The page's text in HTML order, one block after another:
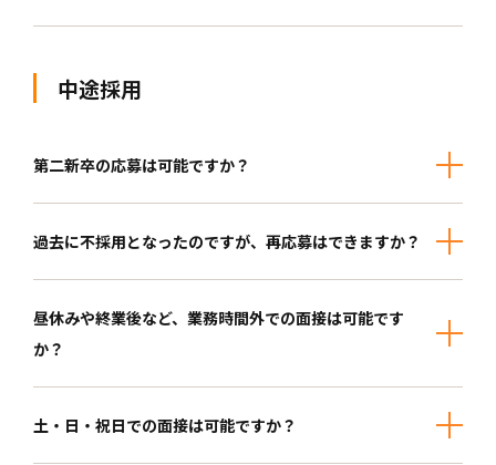
中途採用
第二新卒の応募は可能ですか？
過去に不採用となったのですが、再応募はできますか？
昼休みや終業後など、業務時間外での面接は可能です
か？
土・日・祝日での面接は可能ですか？